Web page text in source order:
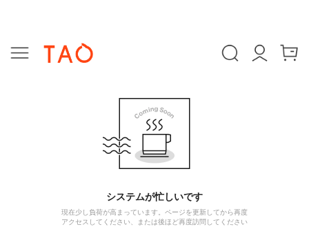
システムが忙しいです
現在少し負荷が高まっています。ページを更新してから再度
アクセスしてください、または後ほど再度訪問してください